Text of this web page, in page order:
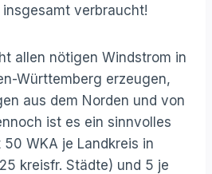
verbraucht!
allen nötigen Windstrom in
Württemberg erzeugen,
aus dem Norden und von
ist es ein sinnvolles
WKA je Landkreis in
kreisfr. Städte) und 5 je